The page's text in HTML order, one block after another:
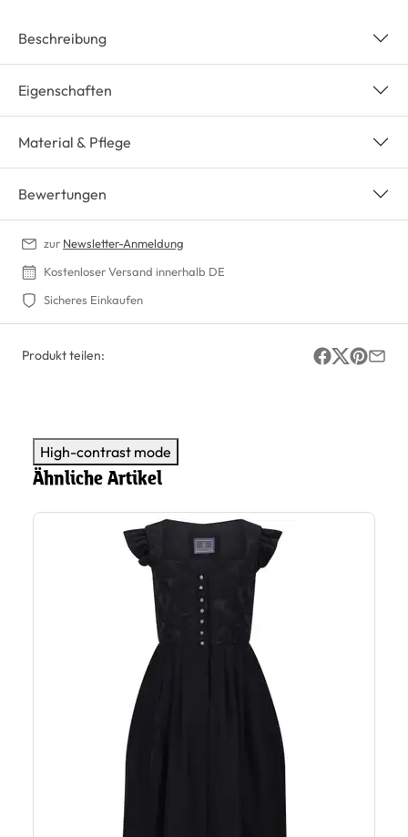
Beschreibung
Eigenschaften
Material & Pflege
Bewertungen
zur Newsletter-Anmeldung
Kostenloser Versand innerhalb DE
Sicheres Einkaufen
Produkt teilen:
High-contrast mode
Ähnliche Artikel